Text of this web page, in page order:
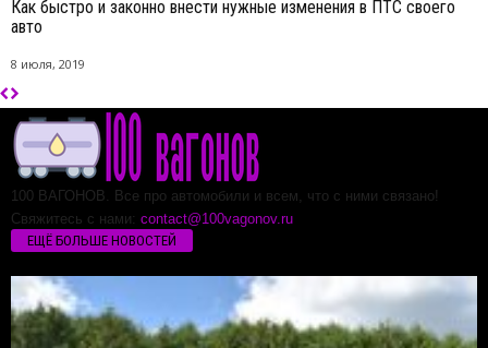
Как быстро и законно внести нужные изменения в ПТС своего
авто
8 июля, 2019
100 ВАГОНОВ. Все про автомобили и всем, что с ними связано!
Свяжитесь с нами: contact@100vagonov.ru
ЕЩЁ БОЛЬШЕ НОВОСТЕЙ